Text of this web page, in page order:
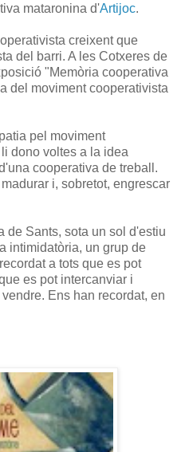
mataronina d'Artijoc.
creixent que
del barri. A les Cotxeres de
"Memòria cooperativa
del moviment cooperativista
pel moviment
dono voltes a la idea
cooperativa de treball.
i, sobretot, engrescar
de Sants, sota un sol d'estiu
intimidatòria, un grup de
a tots que es pot
es pot intercanviar i
Ens han recordat, en